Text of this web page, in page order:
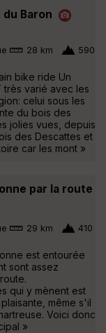
du Baron
28 km
590
bike ride Un
varié avec les
celui sous les
du bois des
jolies vues, depuis
des Descattes et
car les mont »
par la route
29 km
410
est entourée
sont assez
qui y mènent est
même s'il
Voici donc
»